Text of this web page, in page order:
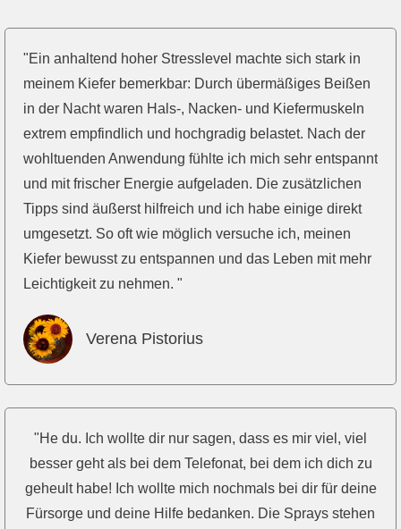
"Ein anhaltend hoher Stresslevel machte sich stark in
meinem Kiefer bemerkbar: Durch übermäßiges Beißen
in der Nacht waren Hals-, Nacken- und Kiefermuskeln
extrem empfindlich und hochgradig belastet. Nach der
wohltuenden Anwendung fühlte ich mich sehr entspannt
und mit frischer Energie aufgeladen. Die zusätzlichen
Tipps sind äußerst hilfreich und ich habe einige direkt
umgesetzt. So oft wie möglich versuche ich, meinen
Kiefer bewusst zu entspannen und das Leben mit mehr
Leichtigkeit zu nehmen. "
Verena Pistorius
"He du. Ich wollte dir nur sagen, dass es mir viel, viel
besser geht als bei dem Telefonat, bei dem ich dich zu
geheult habe! Ich wollte mich nochmals bei dir für deine
Fürsorge und deine Hilfe bedanken. Die Sprays stehen